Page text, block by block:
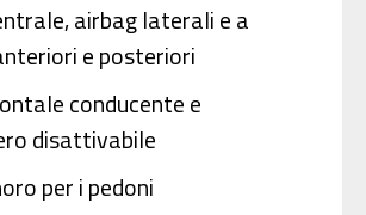
airbag laterali e a
e posteriori
conducente e
disattivabile
per i pedoni